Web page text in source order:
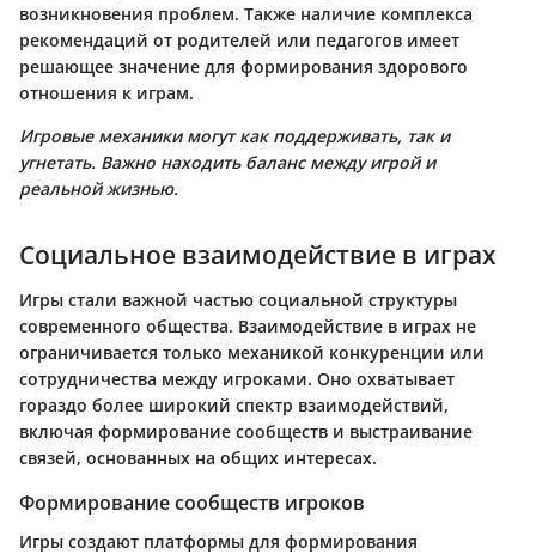
возникновения проблем. Также наличие комплекса
рекомендаций от родителей или педагогов имеет
решающее значение для формирования здорового
отношения к играм.
Игровые механики могут как поддерживать, так и
угнетать. Важно находить баланс между игрой и
реальной жизнью.
Социальное взаимодействие в играх
Игры стали важной частью социальной структуры
современного общества. Взаимодействие в игрaх не
ограничивается только механикой конкуренции или
сотрудничества между игроками. Оно охватывает
гораздо более широкий спектр взаимодействий,
включая формирование сообществ и выстраивание
связей, основанных на общих интересах.
Формирование сообществ игроков
Игры создают платформы для формирования